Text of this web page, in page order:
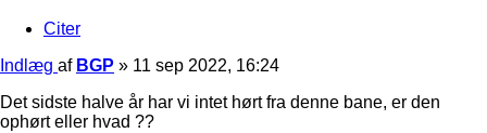
Citer
Indlæg af BGP » 11 sep 2022, 16:24
Det sidste halve år har vi intet hørt fra denne bane, er den
ophørt eller hvad ??